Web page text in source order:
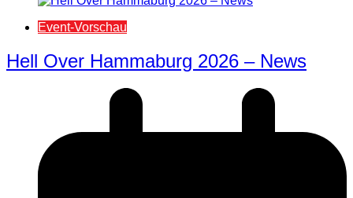
Event-Vorschau
Hell Over Hammaburg 2026 – News